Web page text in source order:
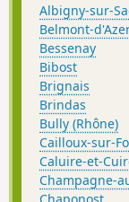
Albigny-sur-
Belmont-
Bessenay
Bibost
Brignais
Brindas
Bully (Rhône)
Cailloux-sur-
Caluire-et-
Champagne-